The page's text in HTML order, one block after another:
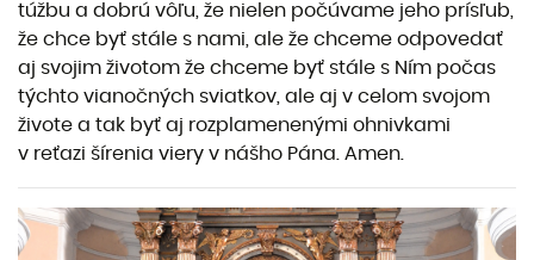
túžbu a dobrú vôľu, že nielen počúvame jeho prísľub,
že chce byť stále s nami, ale že chceme odpovedať
aj svojim životom že chceme byť stále s Ním počas
týchto vianočných sviatkov, ale aj v celom svojom
živote a tak byť aj rozplamenenými ohnivkami
v reťazi šírenia viery v nášho Pána. Amen.